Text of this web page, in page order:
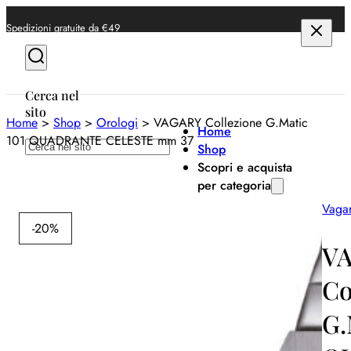
Spedizioni gratuite da €49
Cerca nel
sito
Cerca
Home
Shop
Scopri e acquista
per categoria
Home> Shop > Orologi > VAGARY Collezione G.Matic
101 QUADRANTE CELESTE mm 37
-20%